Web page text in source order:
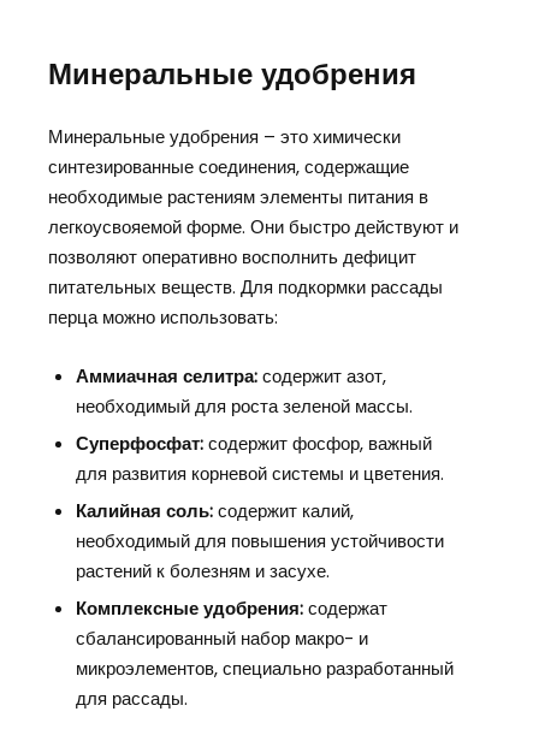
Минеральные удобрения
Минеральные удобрения – это химически
синтезированные соединения, содержащие
необходимые растениям элементы питания в
легкоусвояемой форме. Они быстро действуют и
позволяют оперативно восполнить дефицит
питательных веществ. Для подкормки рассады
перца можно использовать:
Аммиачная селитра:содержит азот,
необходимый для роста зеленой массы.
Суперфосфат:содержит фосфор, важный
для развития корневой системы и цветения.
Калийная соль:содержит калий,
необходимый для повышения устойчивости
растений к болезням и засухе.
Комплексные удобрения:содержат
сбалансированный набор макро- и
микроэлементов, специально разработанный
для рассады.